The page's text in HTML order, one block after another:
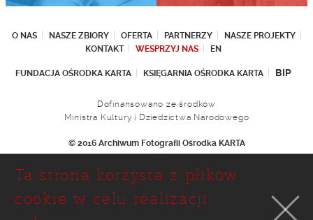
O NAS NASZE ZBIORY OFERTA PARTNERZY
NASZE PROJEKTY
KONTAKT
WESPRZYJ NAS EN
FUNDACJA OŚRODKA KARTA KSIĘGARNIA OŚRODKA KARTA BIP
Dofinansowano ze środków
Ministra Kultury i Dziedzictwa Narodowego
© 2016 Archiwum Fotografii Ośrodka KARTA
Ul. Narbutta 29
02-536 Warszawa
tel.: (+48 22) 646 36 90
Ta strona korzysta z plików
cookie w celu realizacji